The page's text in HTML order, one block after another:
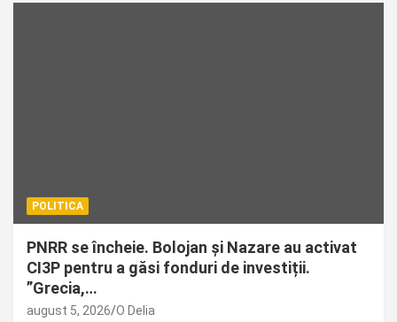
POLITICA
PNRR se încheie. Bolojan și Nazare au activat
CI3P pentru a găsi fonduri de investiții.
”Grecia,…
august 5, 2026 O Delia